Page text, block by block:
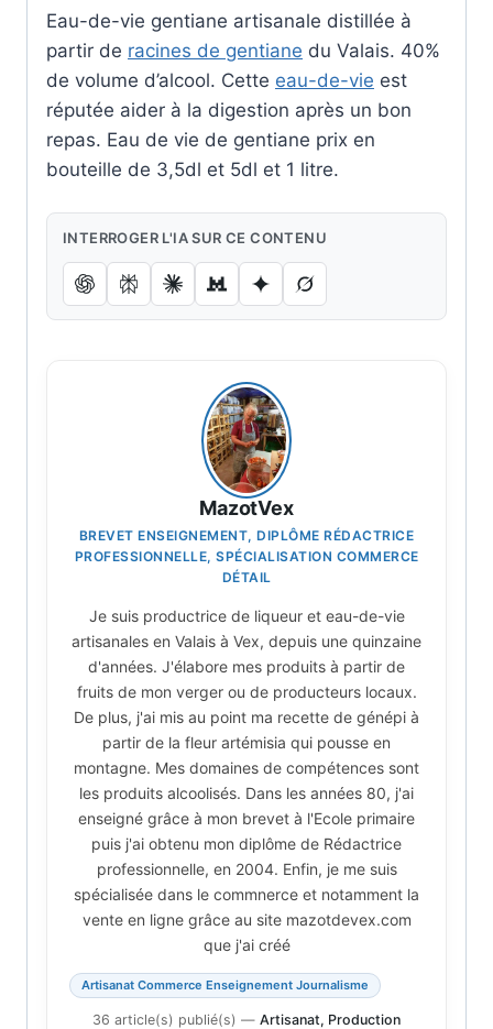
Eau-de-vie gentiane artisanale distillée à
partir de racines de gentiane du Valais. 40%
de volume d’alcool. Cette eau-de-vie est
réputée aider à la digestion après un bon
repas. Eau de vie de gentiane prix en
bouteille de 3,5dl et 5dl et 1 litre.
INTERROGER L'IA SUR CE CONTENU
MazotVex
BREVET ENSEIGNEMENT, DIPLÔME RÉDACTRICE
PROFESSIONNELLE, SPÉCIALISATION COMMERCE
DÉTAIL
Je suis productrice de liqueur et eau-de-vie
artisanales en Valais à Vex, depuis une quinzaine
d'années. J'élabore mes produits à partir de
fruits de mon verger ou de producteurs locaux.
De plus, j'ai mis au point ma recette de génépi à
partir de la fleur artémisia qui pousse en
montagne. Mes domaines de compétences sont
les produits alcoolisés. Dans les années 80, j'ai
enseigné grâce à mon brevet à l'Ecole primaire
puis j'ai obtenu mon diplôme de Rédactrice
professionnelle, en 2004. Enfin, je me suis
spécialisée dans le commnerce et notamment la
vente en ligne grâce au site mazotdevex.com
que j'ai créé
Artisanat Commerce Enseignement Journalisme
36 article(s) publié(s) — Artisanat, Production